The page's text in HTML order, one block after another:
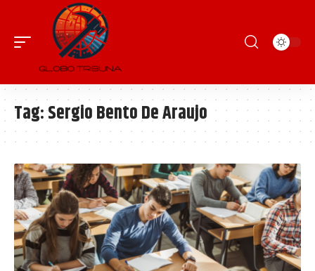
Tag:Sergio Bento De Araujo